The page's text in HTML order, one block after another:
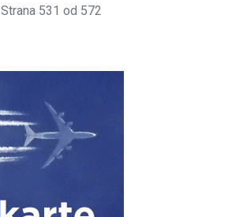
Strana 531 od 572